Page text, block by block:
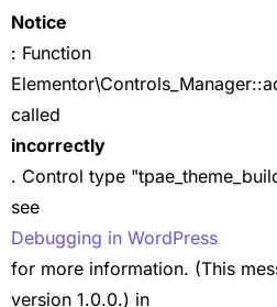
Notice
: Function
called
incorrectly
. Control type
see
Debugging in WordPress
for more information. (This
version 1.0.0.) in